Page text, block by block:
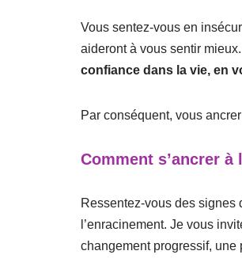
Vous sentez-vous en
aideront à vous sentir
confiance dans la vie, en
Par conséquent, vous
Comment s’ancrer à
Ressentez-vous des signes
l’enracinement. Je vous
changement progressif,